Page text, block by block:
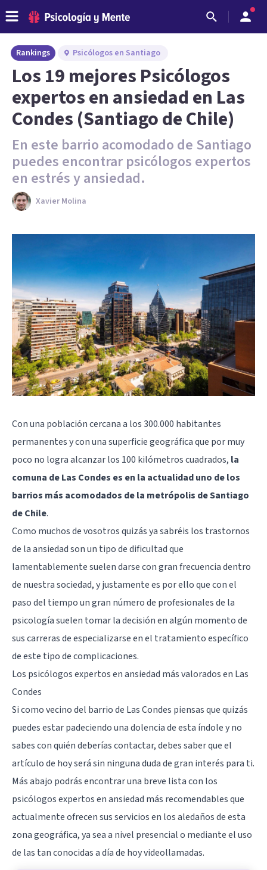
Rankings Psicólogos en Santiago
Los 19 mejores Psicólogos
expertos en ansiedad en Las
Condes (Santiago de Chile)
En este barrio acomodado de Santiago
puedes encontrar psicólogos expertos
en estrés y ansiedad.
Xavier Molina
Con una población cercana a los 300.000 habitantes
permanentes y con una superficie geográfica que por muy
poco no logra alcanzar los 100 kilómetros cuadrados, la
comuna de Las Condes es en la actualidad uno de los
barrios más acomodados de la metrópolis de Santiago
de Chile.
Como muchos de vosotros quizás ya sabréis los trastornos
de la ansiedad son un tipo de dificultad que
lamentablemente suelen darse con gran frecuencia dentro
de nuestra sociedad, y justamente es por ello que con el
paso del tiempo un gran número de profesionales de la
psicología suelen tomar la decisión en algún momento de
sus carreras de especializarse en el tratamiento específico
de este tipo de complicaciones.
Los psicólogos expertos en ansiedad más valorados en Las
Condes
Si como vecino del barrio de Las Condes piensas que quizás
puedes estar padeciendo una dolencia de esta índole y no
sabes con quién deberías contactar, debes saber que el
artículo de hoy será sin ninguna duda de gran interés para ti.
Más abajo podrás encontrar una breve lista con los
psicólogos expertos en ansiedad más recomendables que
actualmente ofrecen sus servicios en los aledaños de esta
zona geográfica, ya sea a nivel presencial o mediante el uso
de las tan conocidas a día de hoy videollamadas.